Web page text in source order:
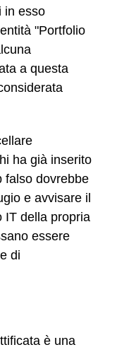
in esso
"Portfolio
a questa
ha già inserito
falso dovrebbe
e avvisare il
IT della propria
essere
di
è una